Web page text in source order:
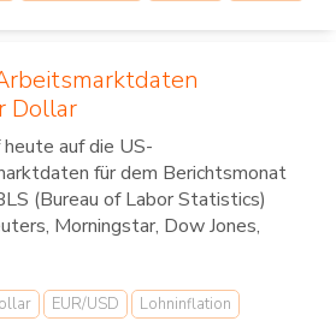
Dollar
heute auf die US-
für dem Berichtsmonat
(Bureau of Labor Statistics)
Morningstar, Dow Jones,
EUR/USD
Lohninflation